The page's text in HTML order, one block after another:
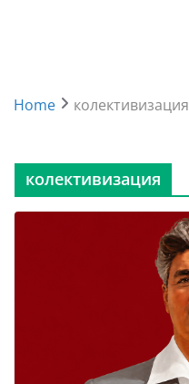
Home колективизация
колективизация